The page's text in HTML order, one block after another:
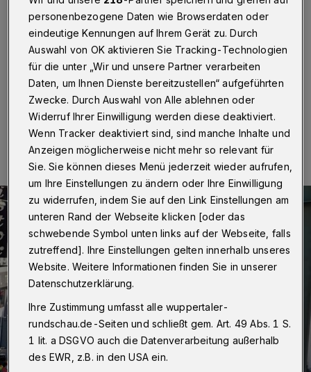
Wuppertal· Es wird wieder gefeilscht in Sonnborn –
und wie: Das Interesse am traditionellen Trödel- und
Klöngelsmarkt ist auch nach der Corona-Pause groß.
03.06.2023 , 10:52 Uhr Eine Minute Lesezeit
personenbezogene Daten wie Browserdaten oder
eindeutige Kennungen auf Ihrem Gerät zu. Durch
Auswahl von OK aktivieren Sie Tracking-Technologien
für die unter „Wir und unsere Partner verarbeiten
Daten, um Ihnen Dienste bereitzustellen“ aufgeführten
Zwecke. Durch Auswahl von Alle ablehnen oder
Widerruf Ihrer Einwilligung werden diese deaktiviert.
Wenn Tracker deaktiviert sind, sind manche Inhalte und
Anzeigen möglicherweise nicht mehr so relevant für
Sie. Sie können dieses Menü jederzeit wieder aufrufen,
um Ihre Einstellungen zu ändern oder Ihre Einwilligung
zu widerrufen, indem Sie auf den Link Einstellungen am
unteren Rand der Webseite klicken [oder das
schwebende Symbol unten links auf der Webseite, falls
zutreffend]. Ihre Einstellungen gelten innerhalb unseres
Website. Weitere Informationen finden Sie in unserer
Datenschutzerklärung.
Ihre Zustimmung umfasst alle wuppertaler-
rundschau.de-Seiten und schließt gem. Art. 49 Abs. 1 S.
1 lit. a DSGVO auch die Datenverarbeitung außerhalb
des EWR, z.B. in den USA ein.